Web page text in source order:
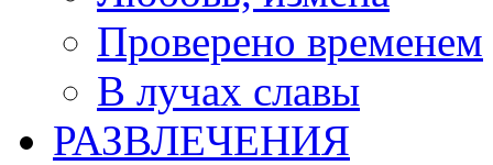
Проверено временем
В лучах славы
РАЗВЛЕЧЕНИЯ